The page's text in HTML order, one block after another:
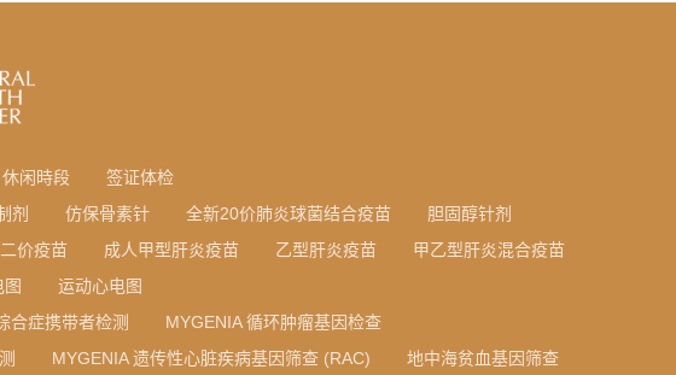
休闲時段
签证体检
剂 仿保骨素针 全新20价肺炎球菌结合疫苗
胆固醇针剂
价疫苗 成人甲型肝炎疫苗 乙型肝炎疫苗
甲乙型肝炎混合疫苗
运动心电图
合症携带者检测
MYGENIA 循环肿瘤基因检查
MYGENIA 遗传性心脏疾病基因筛查 (RAC)
地中海贫血基因筛查